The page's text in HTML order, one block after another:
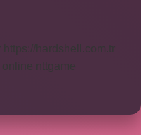
https://hardshell.com.tr
online
nttgame